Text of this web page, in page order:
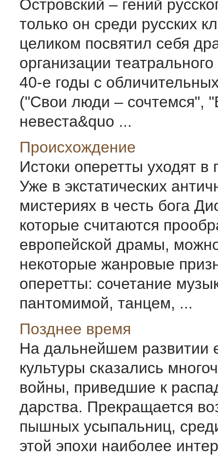
Островский – гений
только он среди русских
целиком посвятил себя
организации
40-е годы с
("Свои люди – сочтемся",
невеста&quo ...
Происхождение
Истоки оперетты уходят в
Уже в экстатических
мистериях в честь бога
которые считаются
европейской драмы,
некоторые жанровые
оперетты: сочетание
пантомимой, танцем, ...
Позднее время
На дальнейшем развитии
культуры сказа­лись
войны, приведшие к
дарства. Прекращается
пышных усыпальниц,
этой эпохи наиболее